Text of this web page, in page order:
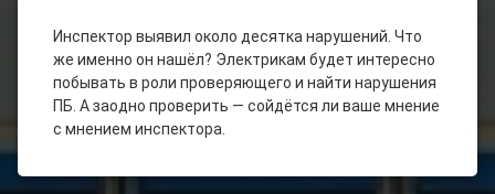
Инспектор выявил около десятка нарушений. Что
же именно он нашёл? Электрикам будет интересно
побывать в роли проверяющего и найти нарушения
ПБ. А заодно проверить — сойдётся ли ваше мнение
с мнением инспектора.